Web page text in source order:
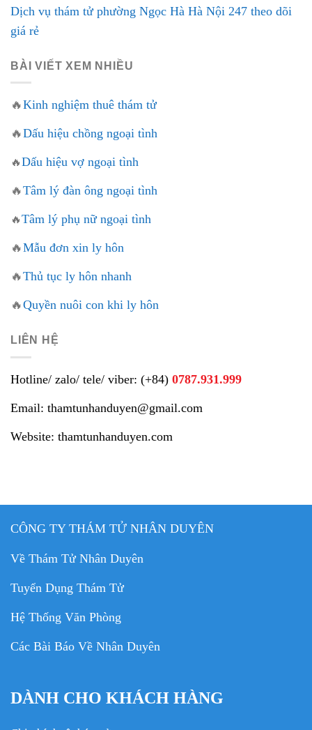
Dịch vụ thám tử phường Ngọc Hà Hà Nội 247 theo dõi
giá rẻ
BÀI VIẾT XEM NHIỀU
🔥Kinh nghiệm thuê thám tử
🔥Dấu hiệu chồng ngoại tình
🔥Dấu hiệu vợ ngoại tình
🔥Tâm lý đàn ông ngoại tình
🔥Tâm lý phụ nữ ngoại tình
🔥Mẫu đơn xin ly hôn
🔥Thủ tục ly hôn nhanh
🔥Quyền nuôi con khi ly hôn
LIÊN HỆ
Hotline/ zalo/ tele/ viber: (+84) 0787.931.999
Email: thamtunhanduyen@gmail.com
Website: thamtunhanduyen.com
CÔNG TY THÁM TỬ NHÂN DUYÊN
Về Thám Tử Nhân Duyên
Tuyển Dụng Thám Tử
Hệ Thống Văn Phòng
Các Bài Báo Về Nhân Duyên
DÀNH CHO KHÁCH HÀNG